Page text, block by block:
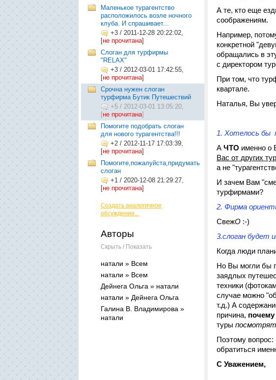
Маленькое турагентство
расположилось возле ночного
клуба. И спрашивает...
+3 / 2011-12-28 20:22:02,
[не прочитана]
Слоган для турфирмы
"RELAX"
+3 / 2012-03-01 17:42:55,
[не прочитана]
Срочна нужен слоган
турфирма Бутик Путешествий
+5 / 2012-03-01 13:05:20,
[не прочитана]
Помогите подобрать слоган
для нового турагентства!!!
+2 / 2012-11-17 17:03:39,
[не прочитана]
Помогите,пожалуйста,придумать
слоган
+1 / 2020-12-08 21:29:27,
[не прочитана]
Создать аналогичное
обсуждение...
Авторы
Скрыть / Показать
натали » Всем
натали » Всем
Дейнега Ольга » натали
натали » Дейнега Ольга
Галина В. Владимирова »
натали
А те, кто еще
соображениям.
Например,
конкретной
обращались в
с директором
При том, что
квартале.
Наталья, Вы
1. Хотелось бы
А ЧТО именно о
Вас от других
а не
И зачем Вам
турфирмами?
2. Фирма
СвежО :-)
3.слоган будет
Когда люди
Но Вы могли бы
заядлых
техники
случае можно
т.д.) А
причина, почему
туры посмотрят
Поэтому
обратиться
С Уважением,